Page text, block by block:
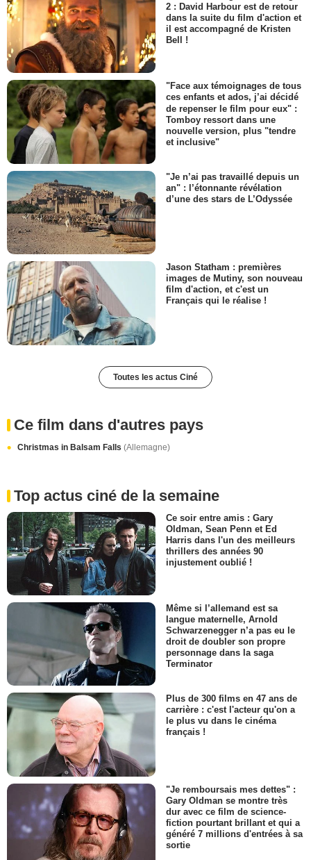
2 : David Harbour est de retour
dans la suite du film d'action et
il est accompagné de Kristen
Bell !
"Face aux témoignages de tous
ces enfants et ados, j’ai décidé
de repenser le film pour eux" :
Tomboy ressort dans une
nouvelle version, plus "tendre
et inclusive"
"Je n’ai pas travaillé depuis un
an" : l’étonnante révélation
d’une des stars de L’Odyssée
Jason Statham : premières
images de Mutiny, son nouveau
film d'action, et c'est un
Français qui le réalise !
Toutes les actus Ciné
Ce film dans d'autres pays
Christmas in Balsam Falls (Allemagne)
Top actus ciné de la semaine
Ce soir entre amis : Gary
Oldman, Sean Penn et Ed
Harris dans l'un des meilleurs
thrillers des années 90
injustement oublié !
Même si l’allemand est sa
langue maternelle, Arnold
Schwarzenegger n’a pas eu le
droit de doubler son propre
personnage dans la saga
Terminator
Plus de 300 films en 47 ans de
carrière : c'est l'acteur qu'on a
le plus vu dans le cinéma
français !
"Je remboursais mes dettes" :
Gary Oldman se montre très
dur avec ce film de science-
fiction pourtant brillant et qui a
généré 7 millions d'entrées à sa
sortie